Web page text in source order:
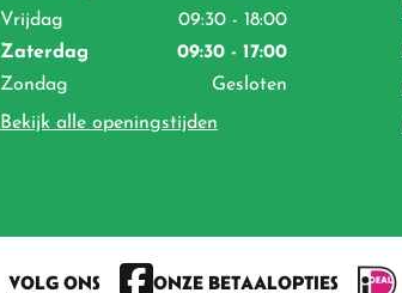
Vrijdag
09:30 - 18:00
Zaterdag
09:30 - 17:00
Zondag
Gesloten
Bekijk alle openingstijden
VOLG ONS ONZE BETAALOPTIES